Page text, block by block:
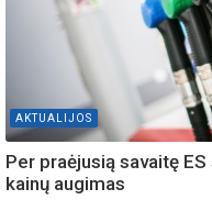
AKTUALIJOS
Per praėjusią savaitę
kainų augimas